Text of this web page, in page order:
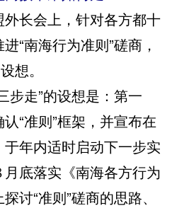
长会上，针对各方都十
“南海行为准则”磋商，
想。
走”的设想是：第一
“准则”框架，并宣布在
年内适时启动下一步实
底落实《南海各方行为
讨“准则”磋商的思路、